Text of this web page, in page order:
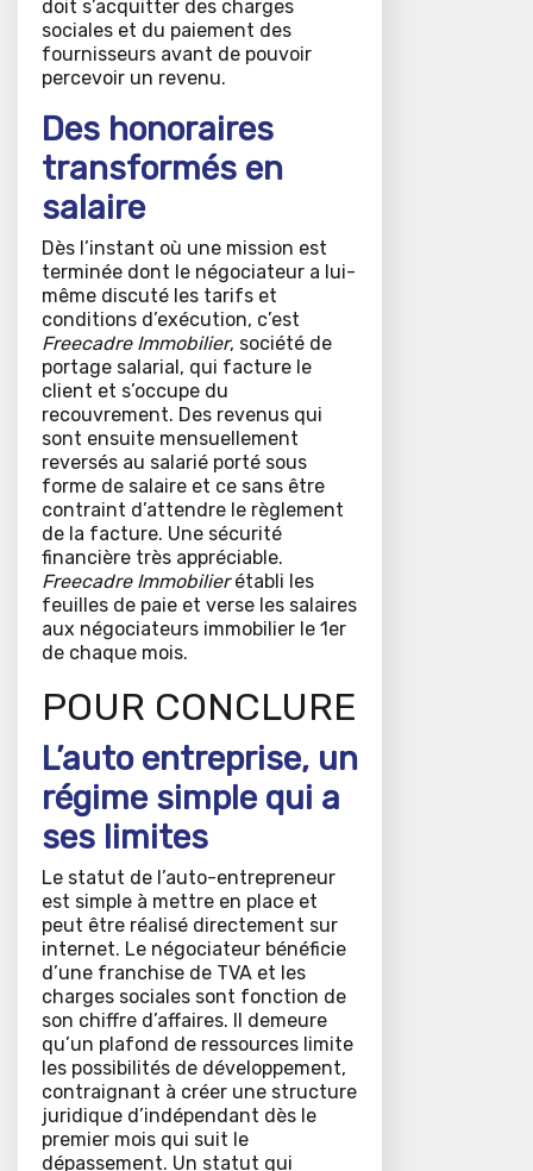
doit s’acquitter des charges
sociales et du paiement des
fournisseurs avant de pouvoir
percevoir un revenu.
Des honoraires
transformés en
salaire
Dès l’instant où une mission est
terminée dont le négociateur a lui-
même discuté les tarifs et
conditions d’exécution, c’est
Freecadre Immobilier, société de
portage salarial, qui facture le
client et s’occupe du
recouvrement. Des revenus qui
sont ensuite mensuellement
reversés au salarié porté sous
forme de salaire et ce sans être
contraint d’attendre le règlement
de la facture. Une sécurité
financière très appréciable.
Freecadre Immobilierétabli les
feuilles de paie et verse les salaires
aux négociateurs immobilier le 1er
de chaque mois.
POUR CONCLURE
L’auto entreprise, un
régime simple qui a
ses limites
Le statut de l’auto-entrepreneur
est simple à mettre en place et
peut être réalisé directement sur
internet. Le négociateur bénéficie
d’une franchise de TVA et les
charges sociales sont fonction de
son chiffre d’affaires. Il demeure
qu’un plafond de ressources limite
les possibilités de développement,
contraignant à créer une structure
juridique d’indépendant dès le
premier mois qui suit le
dépassement. Un statut qui